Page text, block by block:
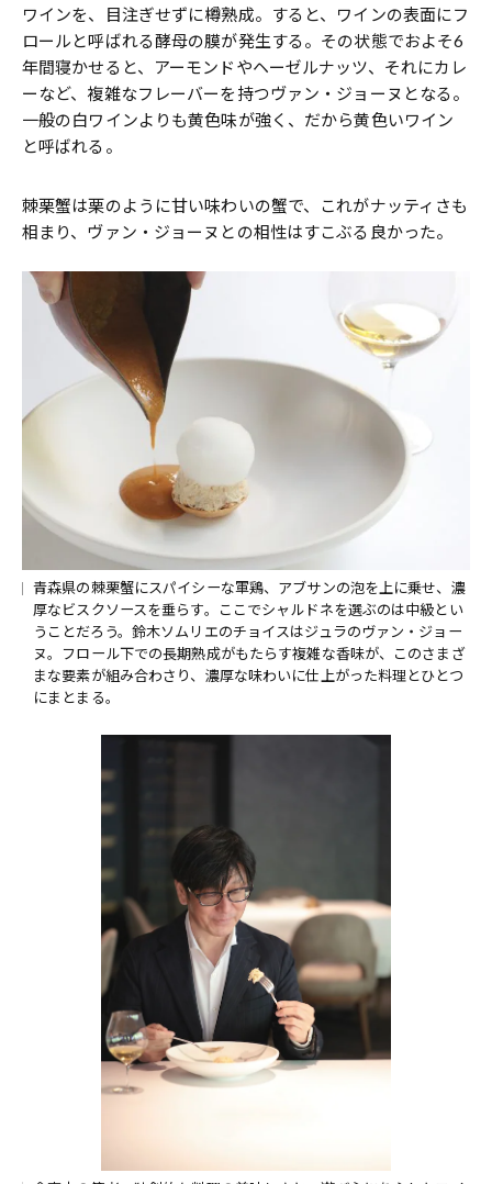
ワインを、目注ぎせずに樽熟成。すると、ワインの表面にフ
ロールと呼ばれる酵母の膜が発生する。その状態でおよそ6
年間寝かせると、アーモンドやヘーゼルナッツ、それにカレ
ーなど、複雑なフレーバーを持つヴァン・ジョーヌとなる。
一般の白ワインよりも黄色味が強く、だから黄色いワイン
と呼ばれる。
棘栗蟹は栗のように甘い味わいの蟹で、これがナッティさも
相まり、ヴァン・ジョーヌとの相性はすこぶる良かった。
青森県の棘栗蟹にスパイシーな軍鶏、アブサンの泡を上に乗せ、濃
厚なビスクソースを垂らす。ここでシャルドネを選ぶのは中級とい
うことだろう。鈴木ソムリエのチョイスはジュラのヴァン・ジョー
ヌ。フロール下での長期熟成がもたらす複雑な香味が、このさまざ
まな要素が組み合わさり、濃厚な味わいに仕上がった料理とひとつ
にまとまる。